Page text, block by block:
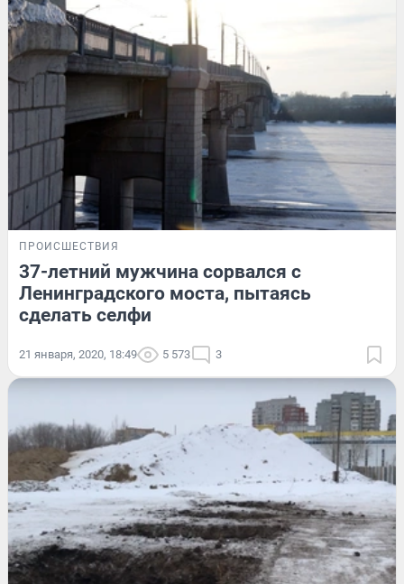
ПРОИСШЕСТВИЯ
37-летний мужчина сорвался с
Ленинградского моста, пытаясь
сделать селфи
21 января, 2020, 18:49 5 573 3